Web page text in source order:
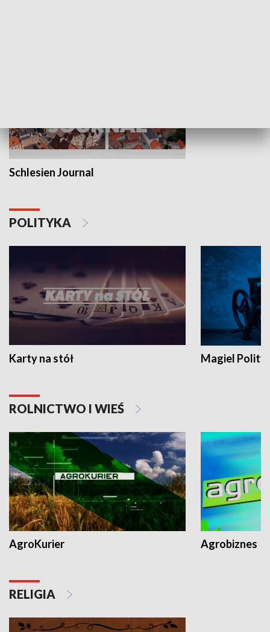
Schlesien Journal
POLITYKA
Karty na stół Magiel
ROLNICTWO I WIEŚ
AgroKurier Agrobiznes
RELIGIA